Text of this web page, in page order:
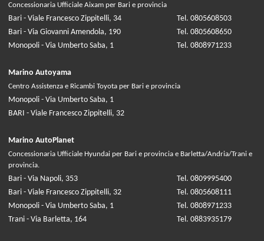
Concessionaria Ufficiale Aixam per Bari e provincia
Bari - Viale Francesco Zippitelli, 34
Tel. 0805608503
Bari - Via Giovanni Amendola, 190
Tel. 0805608650
Monopoli - Via Umberto Saba, 1
Tel. 0808971233
Marino Autoyama
Centro Assistenza e Ricambi Toyota per Bari e provincia
Monopoli - Via Umberto Saba, 1
BARI - Viale Francesco Zippitelli, 32
Marino AutoPlanet
Concessionaria Ufficiale Hyundai per Bari e provincia e Barletta/Andria/Trani e
provincia.
Bari - Via Napoli, 353
Tel. 0809995400
Bari - Viale Francesco Zippitelli, 32
Tel. 0805608111
Monopoli - Via Umberto Saba, 1
Tel. 0808971233
Trani - Via Barletta, 164
Tel. 0883935179